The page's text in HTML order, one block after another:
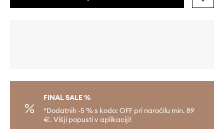
FINAL SALE %
*Dodatnih -5 % s kodo: OFF pri naročilu min. 89
€. Višji popusti v aplikaciji!